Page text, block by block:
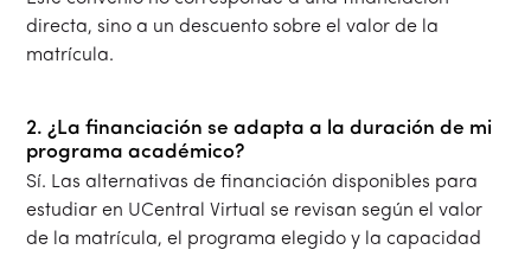
directa, sino a un descuento sobre el valor de la
matrícula.
2. ¿La financiación se adapta a la duración de mi
programa académico?
Sí. Las alternativas de financiación disponibles para
estudiar en UCentral Virtual se revisan según el valor
de la matrícula, el programa elegido y la capacidad